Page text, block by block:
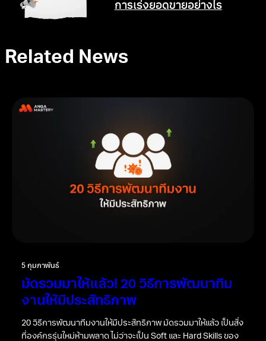
การเร่งยอดขายอย่างไร
Related News
5 กุมภาพันธ์
มัดรวมมาให้แล้ว! 20 วิธีการพัฒนาทีม
งานให้มีประสิทธิภาพ
20 วิธีการพัฒนาทีมงานให้มีประสิทธิภาพ มัดรวมมาให้แล้ว เป็นสิ่ง
ที่องค์กรรุ่นใหม่ห้ามพลาด ไม่ว่าจะเป็น Soft และ Hard Skills ของ